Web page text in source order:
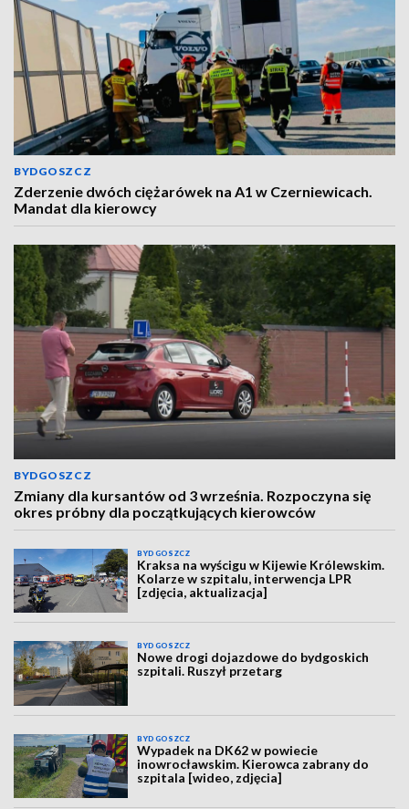
BYDGOSZCZ
Zderzenie dwóch ciężarówek na A1 w Czerniewicach.
Mandat dla kierowcy
BYDGOSZCZ
Zmiany dla kursantów od 3 września. Rozpoczyna się
okres próbny dla początkujących kierowców
BYDGOSZCZ
Kraksa na wyścigu w Kijewie Królewskim.
Kolarze w szpitalu, interwencja LPR
[zdjęcia, aktualizacja]
BYDGOSZCZ
Nowe drogi dojazdowe do bydgoskich
szpitali. Ruszył przetarg
BYDGOSZCZ
Wypadek na DK62 w powiecie
inowrocławskim. Kierowca zabrany do
szpitala [wideo, zdjęcia]